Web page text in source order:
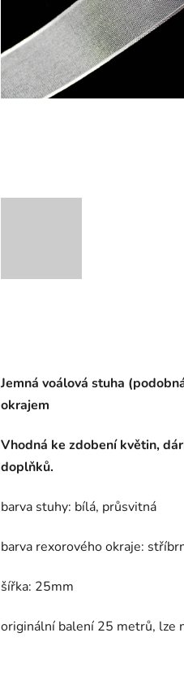
Jemná voálová stuha
okrajem
Vhodná ke zdobení květin,
doplňků.
barva stuhy: bílá, průsvitná
barva rexorového okraje:
šířka: 25mm
originální balení 25 metrů, lze